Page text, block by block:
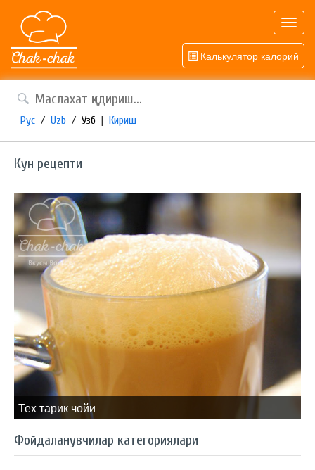
Калькулятор калорий
Рус / Uzb / Узб | Кириш
Кун рецепти
Теx тарик чойи
Фойдаланувчилар категориялари